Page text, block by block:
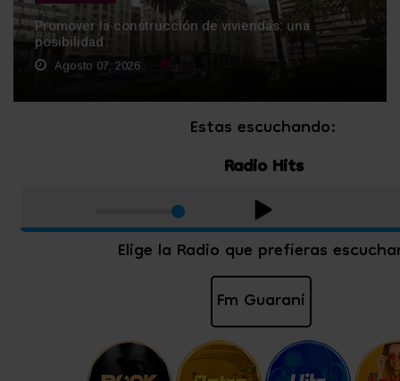
Promover la construcción de viviendas: una
posibilidad
Agosto 07, 2026